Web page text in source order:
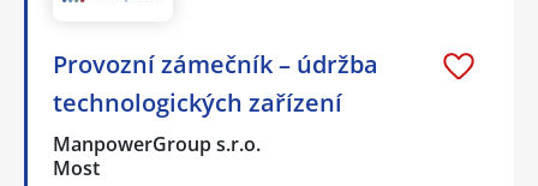
Provozní zámečník – údržba
technologických zařízení
ManpowerGroup s.r.o.
Most